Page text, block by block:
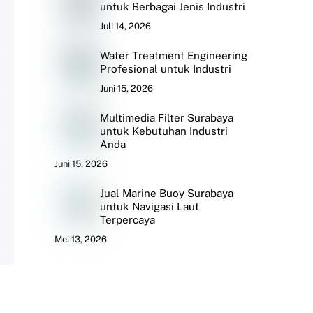
untuk Berbagai Jenis Industri
Juli 14, 2026
Water Treatment Engineering
Profesional untuk Industri
Juni 15, 2026
Multimedia Filter Surabaya
untuk Kebutuhan Industri
Anda
Juni 15, 2026
Jual Marine Buoy Surabaya
untuk Navigasi Laut
Terpercaya
Mei 13, 2026